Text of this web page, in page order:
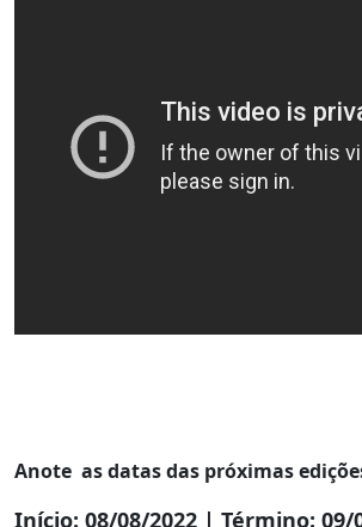
Anote as datas das próximas
Início: 08/08/2022 | Término: 09/